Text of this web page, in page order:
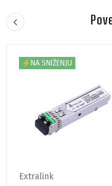
NA SNIŽENJU
Extralink